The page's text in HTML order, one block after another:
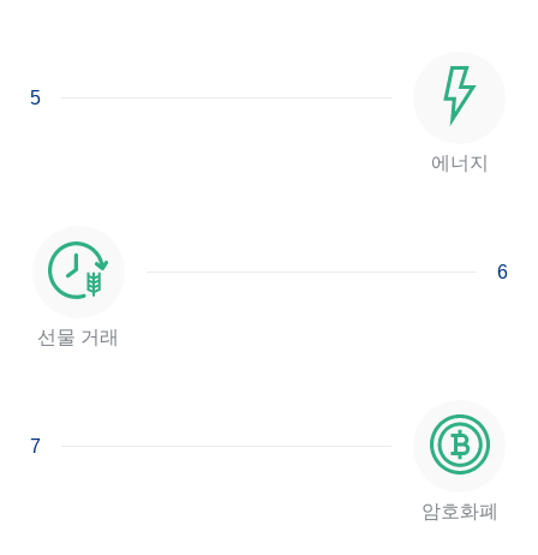
5
에너지
6
선물 거래
7
암호화폐